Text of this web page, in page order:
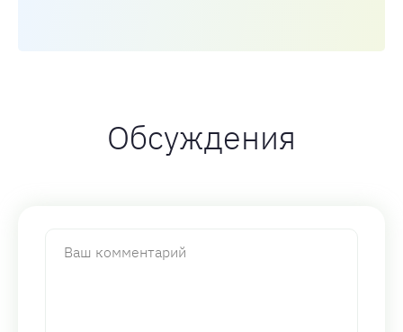
Обсуждения